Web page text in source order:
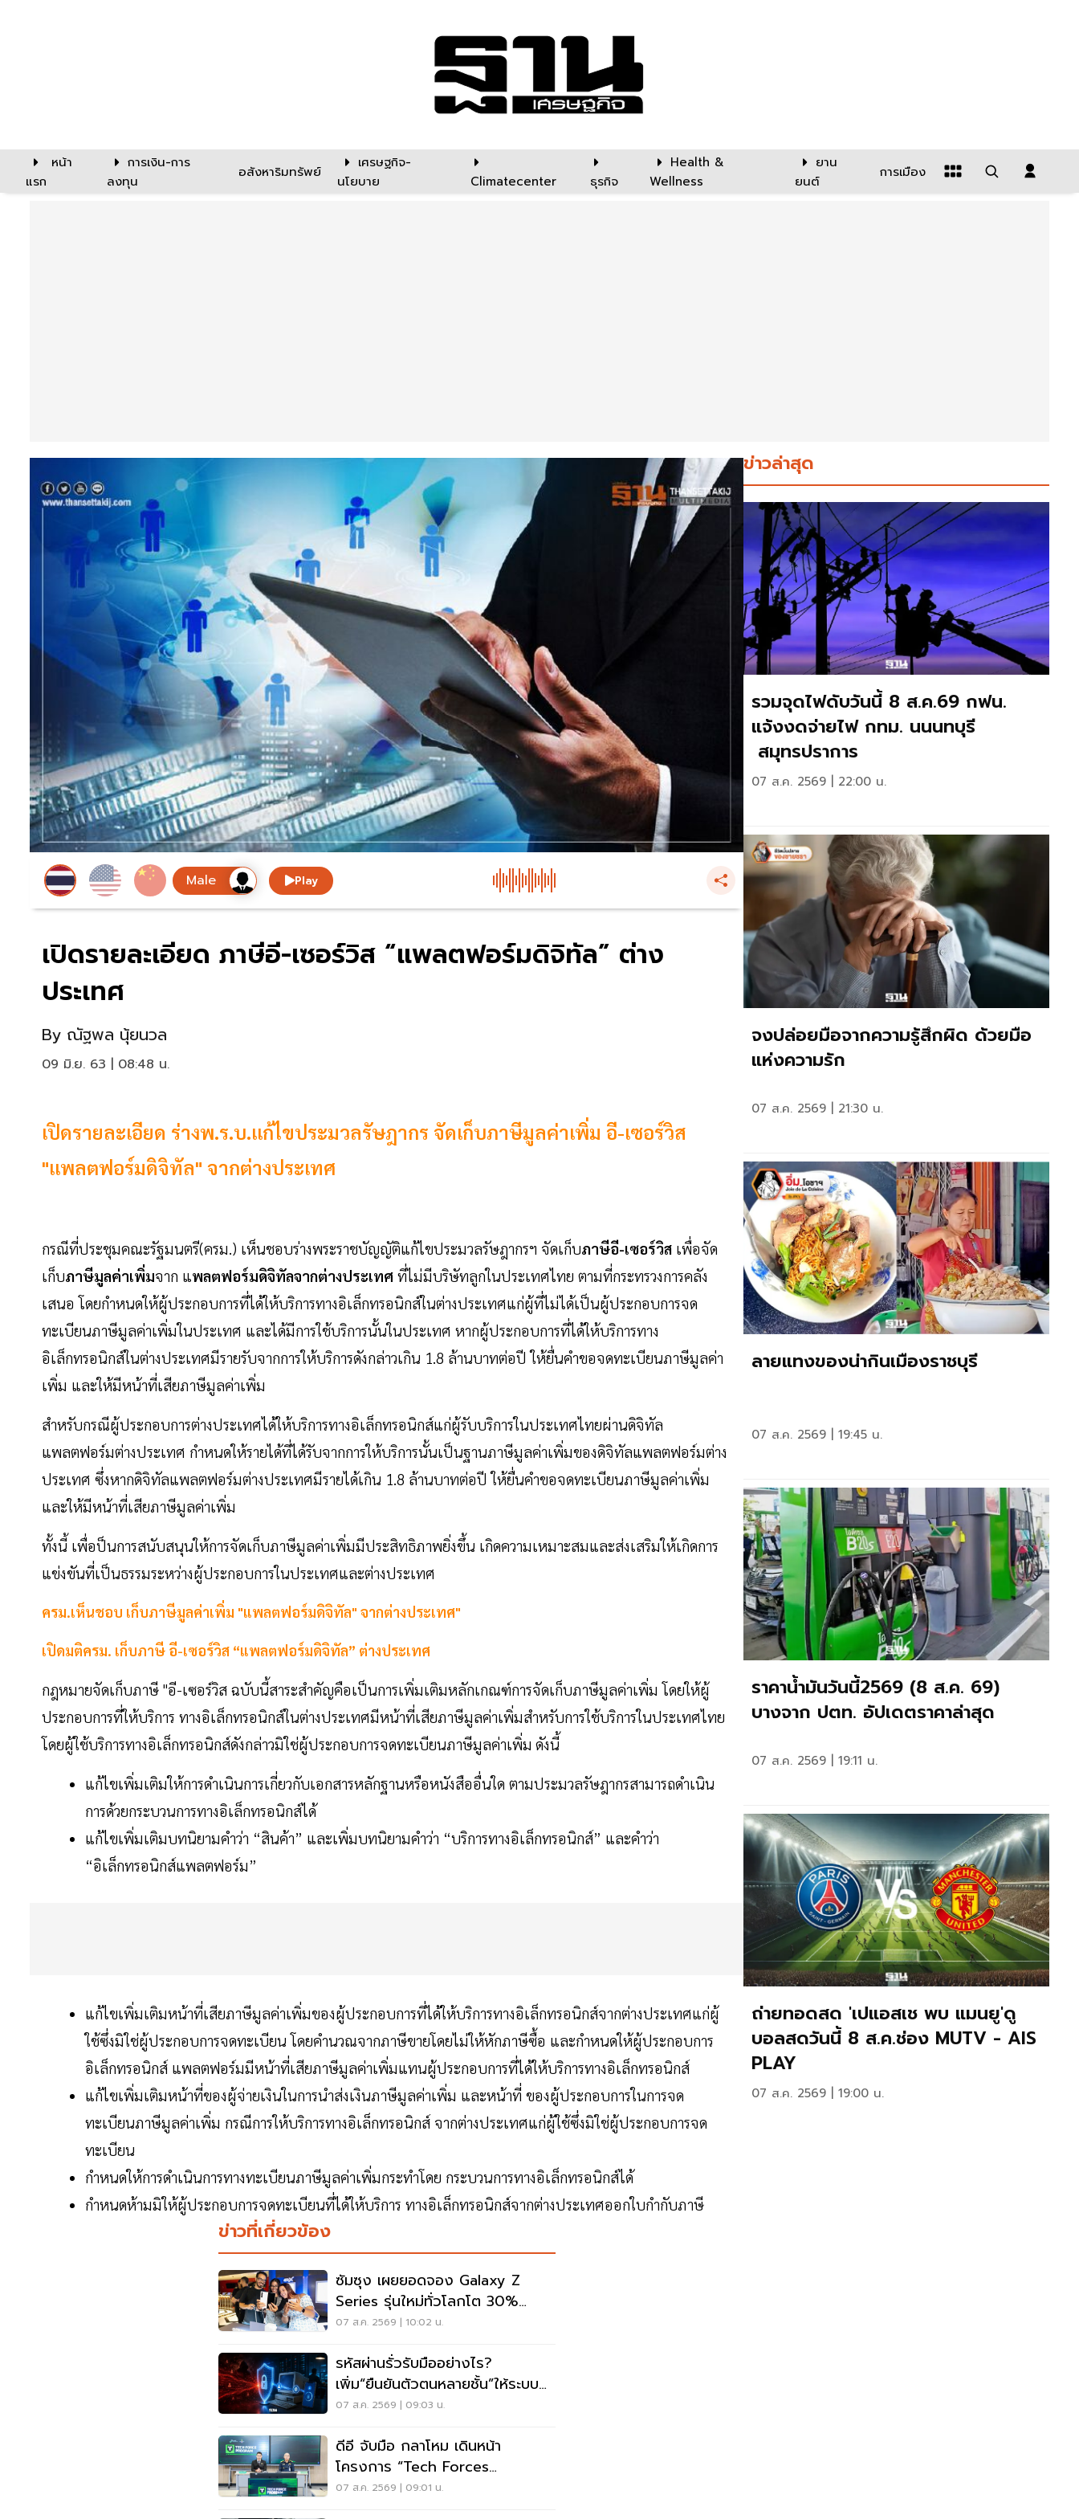
หน้า
แรก
การเงิน-การ
ลงทุน
อสังหาริมทรัพย์
เศรษฐกิจ-
นโยบาย
Climatecenter ธุรกิจ
Health &
Wellness
ยาน
ยนต์
การเมือง
Play
เปิดรายละเอียด ภาษีอี-เซอร์วิส “แพลตฟอร์มดิจิทัล” ต่าง
ประเทศ
By ณัฐพล นุ้ยนวล
09 มิ.ย. 63 | 08:48 น.
เปิดรายละเอียด ร่างพ.ร.บ.แก้ไขประมวลรัษฎากร จัดเก็บภาษีมูลค่าเพิ่ม อี-เซอร์วิส
"แพลตฟอร์มดิจิทัล" จากต่างประเทศ
กรณีที่ประชุมคณะรัฐมนตรี(ครม.) เห็นชอบร่างพระราชบัญญัติแก้ไขประมวลรัษฎากรฯ จัดเก็บภาษีอี-เซอร์วิส เพื่อจัด
เก็บภาษีมูลค่าเพิ่มจาก แพลตฟอร์มดิจิทัลจากต่างประเทศ ที่ไม่มีบริษัทลูกในประเทศไทย ตามที่กระทรวงการคลัง
เสนอ โดยกำหนดให้ผู้ประกอบการที่ได้ให้บริการทางอิเล็กทรอนิกส์ในต่างประเทศแก่ผู้ที่ไม่ได้เป็นผู้ประกอบการจด
ทะเบียนภาษีมูลค่าเพิ่มในประเทศ และได้มีการใช้บริการนั้นในประเทศ หากผู้ประกอบการที่ได้ให้บริการทาง
อิเล็กทรอนิกส์ในต่างประเทศมีรายรับจากการให้บริการดังกล่าวเกิน 1.8 ล้านบาทต่อปี ให้ยื่นคำขอจดทะเบียนภาษีมูลค่า
เพิ่ม และให้มีหน้าที่เสียภาษีมูลค่าเพิ่ม
สำหรับกรณีผู้ประกอบการต่างประเทศได้ให้บริการทางอิเล็กทรอนิกส์แก่ผู้รับบริการในประเทศไทยผ่านดิจิทัล
แพลตฟอร์มต่างประเทศ กำหนดให้รายได้ที่ได้รับจากการให้บริการนั้นเป็นฐานภาษีมูลค่าเพิ่มของดิจิทัลแพลตฟอร์มต่าง
ประเทศ ซึ่งหากดิจิทัลแพลตฟอร์มต่างประเทศมีรายได้เกิน 1.8 ล้านบาทต่อปี ให้ยื่นคำขอจดทะเบียนภาษีมูลค่าเพิ่ม
และให้มีหน้าที่เสียภาษีมูลค่าเพิ่ม
ทั้งนี้ เพื่อป็นการสนับสนุนให้การจัดเก็บภาษีมูลค่าเพิ่มมีประสิทธิภาพยิ่งขึ้น เกิดความเหมาะสมและส่งเสริมให้เกิดการ
แข่งขันที่เป็นธรรมระหว่างผู้ประกอบการในประเทศและต่างประเทศ
ครม.เห็นชอบ เก็บภาษีมูลค่าเพิ่ม "แพลตฟอร์มดิจิทัล" จากต่างประเทศ"
เปิดมติครม. เก็บภาษี อี-เซอร์วิส “แพลตฟอร์มดิจิทัล” ต่างประเทศ
กฎหมายจัดเก็บภาษี "อี-เซอร์วิส ฉบับนี้สาระสำคัญคือเป็นการเพิ่มเติมหลักเกณฑ์การจัดเก็บภาษีมูลค่าเพิ่ม โดยให้ผู้
ประกอบการที่ให้บริการ ทางอิเล็กทรอนิกส์ในต่างประเทศมีหน้าที่เสียภาษีมูลค่าเพิ่มสําหรับการใช้บริการในประเทศไทย
โดยผู้ใช้บริการทางอิเล็กทรอนิกส์ดังกล่าวมิใช่ผู้ประกอบการจดทะเบียนภาษีมูลค่าเพิ่ม ดังนี้
แก้ไขเพิ่มเติมให้การดําเนินการเกี่ยวกับเอกสารหลักฐานหรือหนังสืออื่นใด ตามประมวลรัษฎากรสามารถดําเนิน
การด้วยกระบวนการทางอิเล็กทรอนิกส์ได้
แก้ไขเพิ่มเติมบทนิยามคําว่า “สินค้า” และเพิ่มบทนิยามคําว่า “บริการทางอิเล็กทรอนิกส์” และคําว่า
“อิเล็กทรอนิกส์แพลตฟอร์ม”
แก้ไขเพิ่มเติมหน้าที่เสียภาษีมูลค่าเพิ่มของผู้ประกอบการที่ได้ให้บริการทางอิเล็กทรอนิกส์จากต่างประเทศแก่ผู้
ใช้ซึ่งมิใช่ผู้ประกอบการจดทะเบียน โดยคํานวณจากภาษีขายโดยไม่ให้หักภาษีซื้อ และกําหนดให้ผู้ประกอบการ
อิเล็กทรอนิกส์ แพลตฟอร์มมีหน้าที่เสียภาษีมูลค่าเพิ่มแทนผู้ประกอบการที่ได้ให้บริการทางอิเล็กทรอนิกส์
แก้ไขเพิ่มเติมหน้าที่ของผู้จ่ายเงินในการนําส่งเงินภาษีมูลค่าเพิ่ม และหน้าที่ ของผู้ประกอบการในการจด
ทะเบียนภาษีมูลค่าเพิ่ม กรณีการให้บริการทางอิเล็กทรอนิกส์ จากต่างประเทศแก่ผู้ใช้ซึ่งมิใช่ผู้ประกอบการจด
ทะเบียน
กําหนดให้การดําเนินการทางทะเบียนภาษีมูลค่าเพิ่มกระทําโดย กระบวนการทางอิเล็กทรอนิกส์ได้
กําหนดห้ามมิให้ผู้ประกอบการจดทะเบียนที่ได้ให้บริการ ทางอิเล็กทรอนิกส์จากต่างประเทศออกใบกํากับภาษี
ข่าวที่เกี่ยวข้อง
ซัมซุง เผยยอดจอง Galaxy Z
Series รุ่นใหม่ทั่วโลกโต 30%
เกาหลีใต้แตะ 1.44 ล้านเครื่อง
07 ส.ค. 2569 | 10:02 น.
รหัสผ่านรั่วรับมืออย่างไร?
เพิ่ม“ยืนยันตัวตนหลายชั้น”ให้ระบบ
เดิม ไม่ต้องรื้อใหม่
07 ส.ค. 2569 | 09:03 น.
ดีอี จับมือ กลาโหม เดินหน้า
โครงการ “Tech Forces
Program”
07 ส.ค. 2569 | 09:01 น.
ข่าวล่าสุด
รวมจุดไฟดับวันนี้ 8 ส.ค.69 กฟน.
แจ้งงดจ่ายไฟ กทม. นนนทบุรี
สมุทรปราการ
07 ส.ค. 2569 | 22:00 น.
จงปล่อยมือจากความรู้สึกผิด ด้วยมือ
แห่งความรัก
07 ส.ค. 2569 | 21:30 น.
ลายแทงของน่ากินเมืองราชบุรี
07 ส.ค. 2569 | 19:45 น.
ราคาน้ำมันวันนี้2569 (8 ส.ค. 69)
บางจาก ปตท. อัปเดตราคาล่าสุด
07 ส.ค. 2569 | 19:11 น.
ถ่ายทอดสด 'เปแอสเช พบ แมนยู'ดู
บอลสดวันนี้ 8 ส.ค.ช่อง MUTV - AIS
PLAY
07 ส.ค. 2569 | 19:00 น.